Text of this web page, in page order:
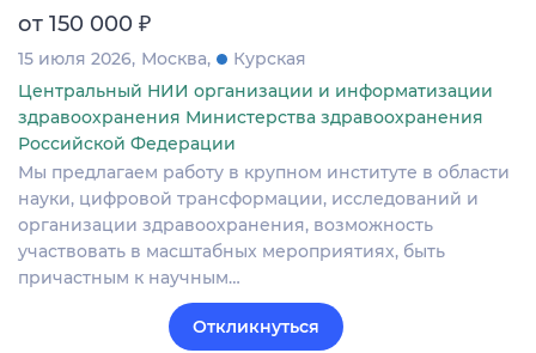
от 150 000 ₽
15 июля 2026 Москва
Курская
Центральный НИИ организации и информатизации
здравоохранения Министерства здравоохранения
Российской Федерации
Мы предлагаем работу в крупном институте в области
науки, цифровой трансформации, исследований и
организации здравоохранения, возможность
участвовать в масштабных мероприятиях, быть
причастным к научным…
Откликнуться